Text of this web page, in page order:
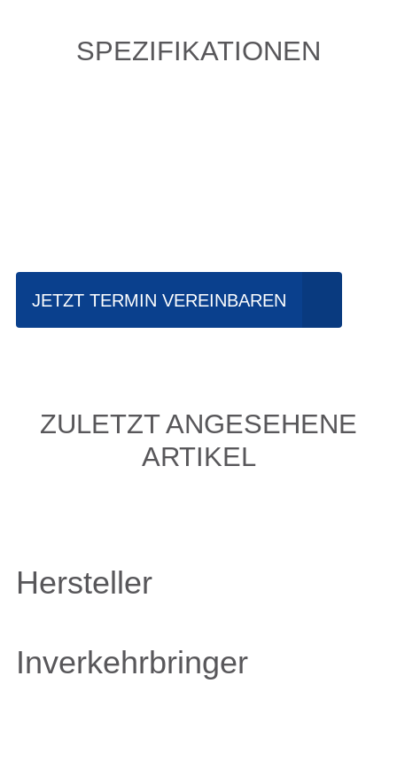
SPEZIFIKATIONEN
JETZT TERMIN VEREINBAREN
ZULETZT ANGESEHENE
ARTIKEL
Hersteller
Inverkehrbringer